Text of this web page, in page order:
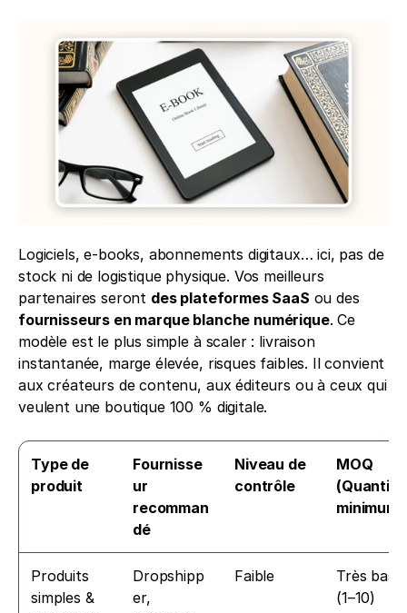
Logiciels, e-books, abonnements digitaux… ici, pas de
stock ni de logistique physique. Vos meilleurs
partenaires seront des plateformes SaaS
fournisseurs en marque blanche numérique. Ce
modèle est le plus simple à scaler : livraison
instantanée, marge élevée, risques faibles. Il convient
aux créateurs de contenu, aux éditeurs ou à ceux qui
veulent une boutique 100 % digitale.
Type de
produit
Fournisse
ur
recomman
dé
Niveau de
contrôle
MOQ
(Quantité
minimum)
Produits
simples &
Dropshipp
er,
Faible
Très bas
(1–10)